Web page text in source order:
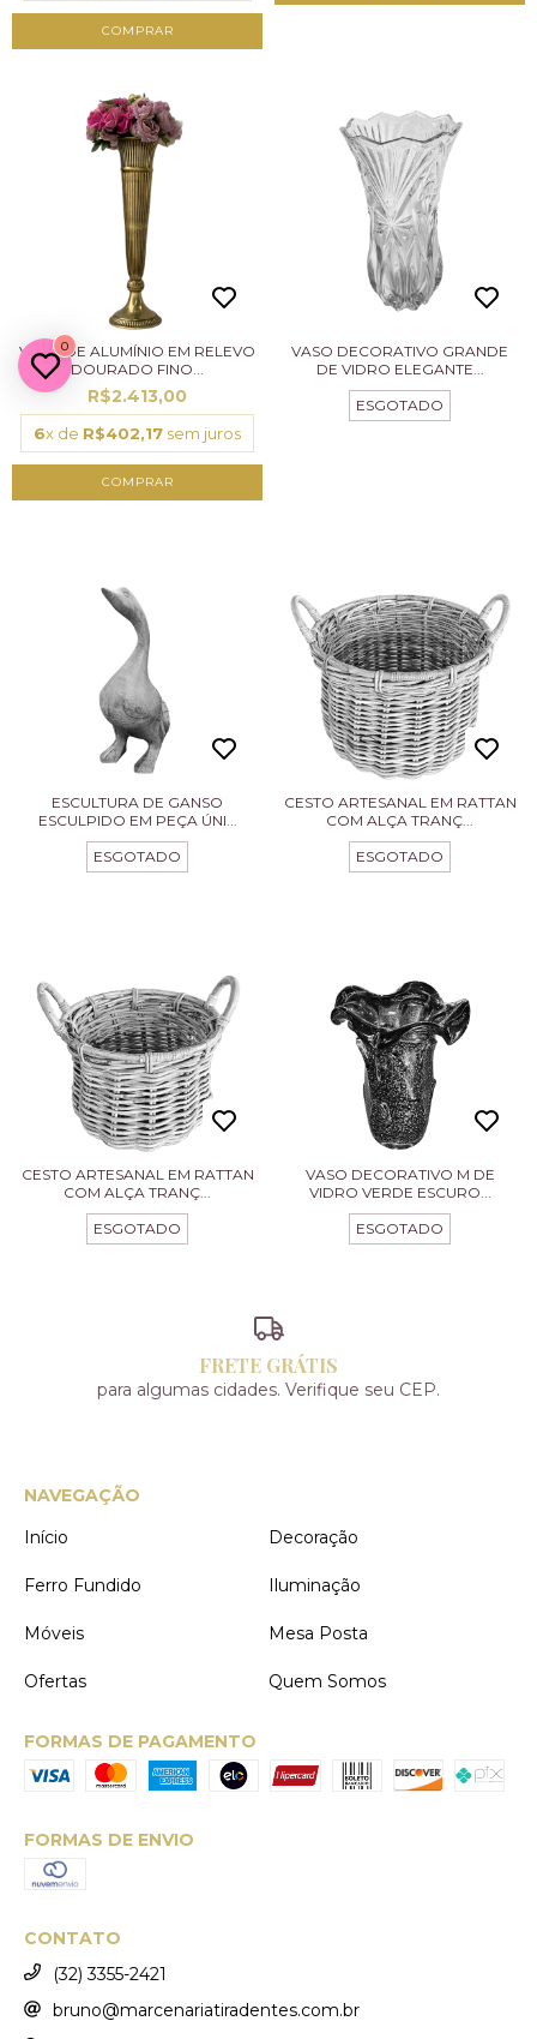
VASO DE ALUMÍNIO EM RELEVO
DOURADO FINO...
R$2.413,00
6x de R$402,17 sem juros
VASO DECORATIVO GRANDE
DE VIDRO ELEGANTE...
ESGOTADO
ESCULTURA DE GANSO
ESCULPIDO EM PEÇA ÚNI...
ESGOTADO
CESTO ARTESANAL EM RATTAN
COM ALÇA TRANÇ...
ESGOTADO
CESTO ARTESANAL EM RATTAN
COM ALÇA TRANÇ...
ESGOTADO
VASO DECORATIVO M DE
VIDRO VERDE ESCURO...
ESGOTADO
FRETE GRÁTIS
para algumas cidades. Verifique seu CEP.
NAVEGAÇÃO
Início
Decoração
Ferro Fundido Iluminação
Móveis Mesa Posta
Ofertas Quem Somos
FORMAS DE PAGAMENTO
FORMAS DE ENVIO
CONTATO
(32) 3355-2421
bruno@marcenariatiradentes.com.br
0